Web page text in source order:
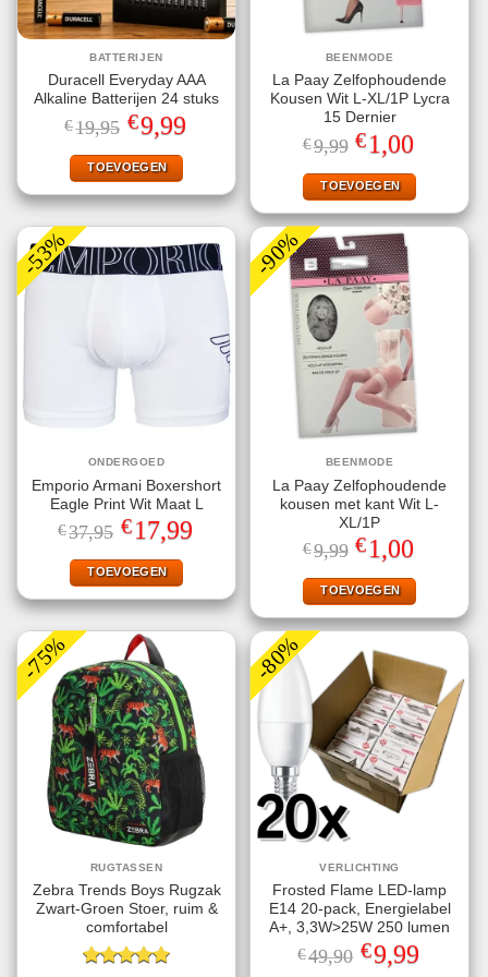
BATTERIJEN
Duracell Everyday AAA
Alkaline Batterijen 24 stuks
€19,95 Oorspronkelijke
prijs
was:
€19,95.
€9,99Huidige
prijs
TOEVOEGEN
BEENMODE
La Paay Zelfophoudende
Kousen Wit L-XL/1P Lycra
15 Dernier
€9,99 Oorspronkelijke
prijs
was:
€9,99.
€1,00
is:
€1,00.
TOEVOEGEN
-53%
ONDERGOED
Emporio Armani Boxershort
Eagle Print Wit Maat L
€37,95 Oorspronkelijke
prijs
was:
€37,95.
€17,99Huidige
prijs
TOEVOEGEN
-90%
BEENMODE
La Paay Zelfophoudende
kousen met kant Wit L-
XL/1P
€9,99 Oorspronkelijke
prijs
was:
€9,99.
€1,00
is:
€1,00.
TOEVOEGEN
-75%
RUGTASSEN
Zebra Trends Boys Rugzak
Zwart-Groen Stoer, ruim &
comfortabel
-80%
VERLICHTING
Frosted Flame LED-lamp
E14 20-pack, Energielabel
A+, 3,3W>25W 250 lumen
€49,90 Oorspronkelijke
prijs
€9,99Huidige
prijs